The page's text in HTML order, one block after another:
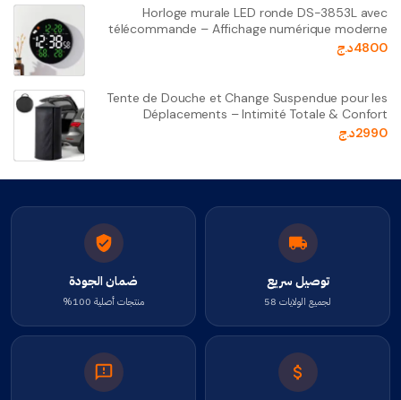
Horloge murale LED ronde DS-3853L avec
télécommande – Affichage numérique moderne
4800د.ج
Tente de Douche et Change Suspendue pour les
Déplacements – Intimité Totale & Confort
2990د.ج
توصيل سريع
لجميع الولايات 58
ضمان الجودة
منتجات أصلية 100%